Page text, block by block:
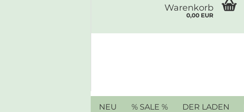
Warenkorb
0,00 EUR
NEU % SALE % DER LADEN